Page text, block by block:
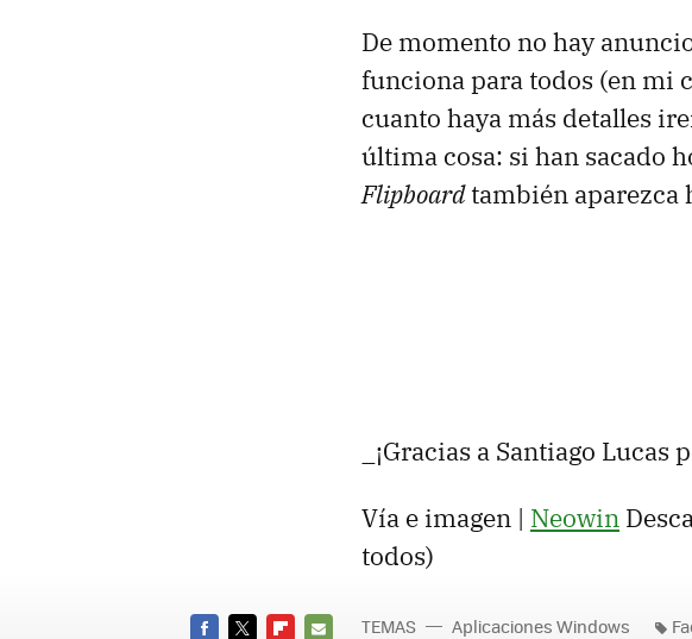
De momento no hay
funciona para todos (en mi
cuanto haya más detalles
última cosa: si han sacado
Flipboardtambién aparezca
_¡Gracias a Santiago Lucas
Vía e imagen | Neowin
todos)
TEMAS Aplicaciones Windows